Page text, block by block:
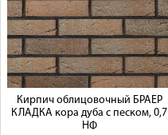
Кирпич облицовочный БРАЕР
КЛАДКА кора дуба с песком, 0,7
НФ